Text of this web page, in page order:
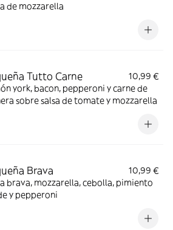
de mozzarella
Tutto Carne
10,99 €
york, bacon, pepperoni y carne de
sobre salsa de tomate y mozzarella
Brava
10,99 €
brava, mozzarella, cebolla, pimiento
y pepperoni